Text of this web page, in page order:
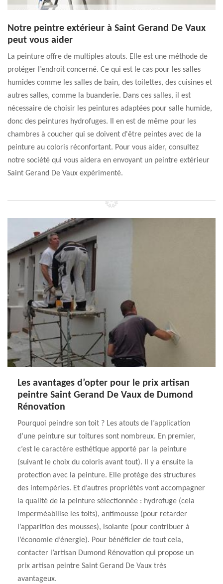
Notre peintre extérieur à Saint Gerand De Vaux
peut vous aider
La peinture offre de multiples atouts. Elle est une méthode de
protéger l’endroit concerné. Ce qui est le cas pour les salles
humides comme les salles de bain, des toilettes, des cuisines et
autres salles, comme la buanderie. Dans ces salles, il est
nécessaire de choisir les peintures adaptées pour salle humide,
donc des peintures hydrofuges. Il en est de même pour les
chambres à coucher qui se doivent d'être peintes avec de la
peinture au coloris réconfortant. Pour vous aider, consultez
notre société qui vous aidera en envoyant un peintre extérieur
Saint Gerand De Vaux expérimenté.
Les avantages d’opter pour le prix artisan
peintre Saint Gerand De Vaux de Dumond
Rénovation
Pourquoi peindre son toit ? Les atouts de l’application
d’une peinture sur toitures sont nombreux. En premier,
c’est le caractère esthétique apporté par la peinture
(suivant le choix du coloris avant tout). Il y a ensuite la
protection avec la peinture. Elle protège des structures
des intempéries. Et d’autres propriétés vont accompagner
la qualité de la peinture sélectionnée : hydrofuge (cela
imperméabilise les toits), antimousse (pour retarder
l’apparition des mousses), isolante (pour contribuer à
l’économie d’énergie). Pour bénéficier de tout cela,
contacter l’artisan Dumond Rénovation qui propose un
prix artisan peintre Saint Gerand De Vaux très
avantageux.